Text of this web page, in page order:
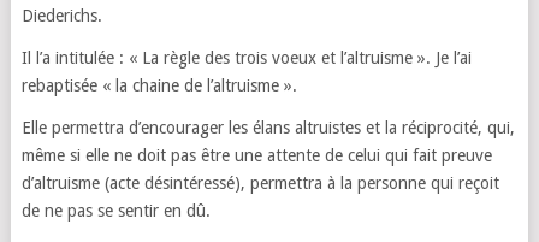
Diederichs.
Il l’a intitulée : « La règle des trois voeux et l’altruisme ». Je l’ai
rebaptisée « la chaine de l’altruisme ».
Elle permettra d’encourager les élans altruistes et la réciprocité, qui,
même si elle ne doit pas être une attente de celui qui fait preuve
d’altruisme (acte désintéressé), permettra à la personne qui reçoit
de ne pas se sentir en dû.